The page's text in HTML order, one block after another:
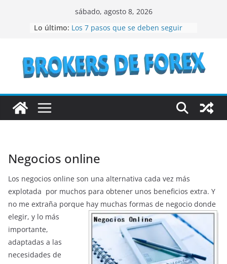
sábado, agosto 8, 2026
Lo último:
Recomendaciones a seguir si se
quiere especular en bolsa
¿Qué son los bienes raíces?
¿Vale la pena considerar la
inversión en acciones de IBM en el
Negocios online
Los negocios online son una alternativa cada vez más
explotada por muchos para obtener unos beneficios extra. Y
no me extraña porque hay muchas formas de negocio donde
elegir, y lo más
importante,
adaptadas a las
necesidades de